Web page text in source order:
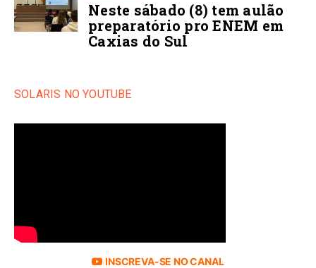
Neste sábado (8) tem aulão
preparatório pro ENEM em
Caxias do Sul
SOLARIS NO YOUTUBE
INSCREVA-SE NO CANAL